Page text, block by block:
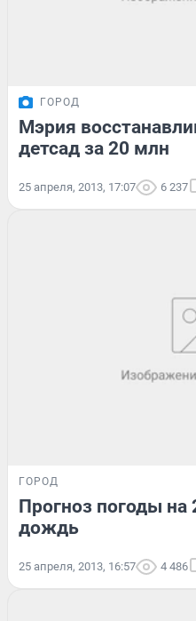
ГОРОД
Мэрия
детсад за 20 млн
25 апреля, 2013, 17:07 6 237
ГОРОД
Прогноз погоды на
дождь
25 апреля, 2013, 16:57 4 486